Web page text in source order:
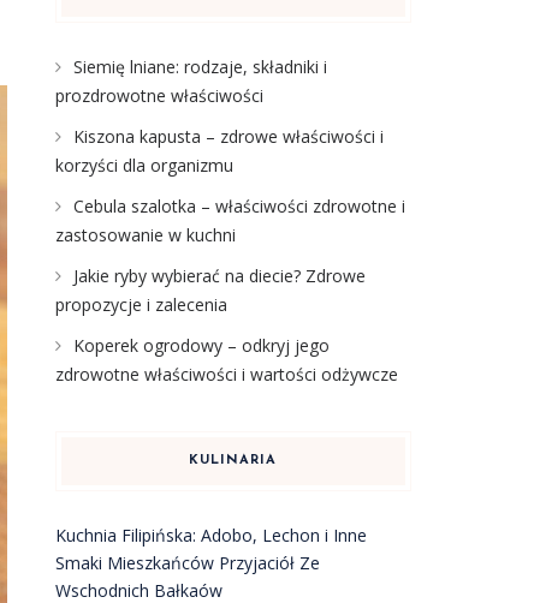
Siemię lniane: rodzaje, składniki i
prozdrowotne właściwości
Kiszona kapusta – zdrowe właściwości i
korzyści dla organizmu
Cebula szalotka – właściwości zdrowotne i
zastosowanie w kuchni
Jakie ryby wybierać na diecie? Zdrowe
propozycje i zalecenia
Koperek ogrodowy – odkryj jego
zdrowotne właściwości i wartości odżywcze
KULINARIA
Kuchnia Filipińska: Adobo, Lechon i Inne
Smaki Mieszkańców Przyjaciół Ze
Wschodnich Bałkaów